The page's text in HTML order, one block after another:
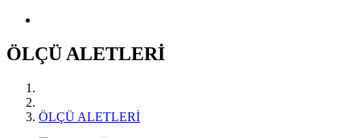
ÖLÇÜ ALETLERİ
ÖLÇÜ ALETLERİ